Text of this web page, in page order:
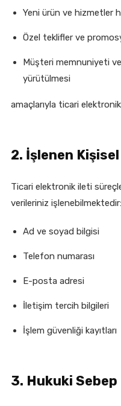
Yeni ürün ve hizmetler
Özel teklifler ve
Müşteri memnuniyeti
yürütülmesi
amaçlarıyla ticari
2. İşlenen
Ticari elektronik ileti
verileriniz işlenebilmektedir:
Ad ve soyad bilgisi
Telefon numarası
E-posta adresi
İletişim tercih bilgileri
İşlem güvenliği kayıtları
3. Hukuki Sebep